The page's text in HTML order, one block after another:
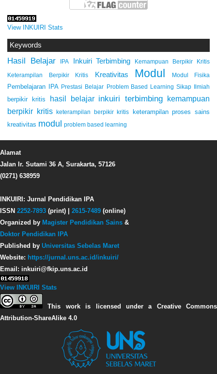
View INKUIRI Stats
Keywords
Hasil Belajar IPA Inkuiri Terbimbing Kemampuan Berpikir Kritis
Keterampilan Berpikir Kritis Kreativitas Modul Modul Fisika
Pembelajaran IPA Prestasi Belajar Problem Based Learning Sikap Ilmiah
berpikir kritis hasil belajar inkuiri terbimbing kemampuan
berpikir kritis
keterampilan berpikir kritis
keterampilan proses sains
kreativitas modul problem based learning
Alamat
Jalan Ir. Sutami 36 A, Surakarta, 57126
(0271) 638959
INKUIRI: Jurnal Pendidikan IPA
ISSN 2252-7893 (print) | 2615-7489 (online)
Organized by Magister Pendidikan Sains &
Doktor Pendidikan IPA
Published by Universitas Sebelas Maret
Website: https://jurnal.uns.ac.id/inkuiri/
Email: inkuiri@fkip.uns.ac.id
View INKUIRI Stats
This work is licensed under a Creative Commons
Attribution-ShareAlike 4.0